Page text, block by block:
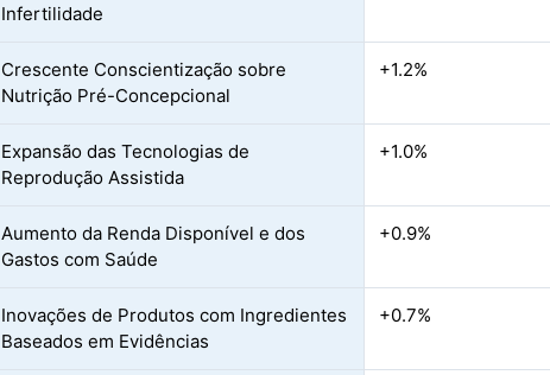
Infertilidade
Crescente Conscientização sobre
Nutrição Pré-Concepcional
+1.2%
Expansão das Tecnologias de
Reprodução Assistida
+1.0%
Aumento da Renda Disponível e dos
Gastos com Saúde
+0.9%
Inovações de Produtos com Ingredientes
Baseados em Evidências
+0.7%